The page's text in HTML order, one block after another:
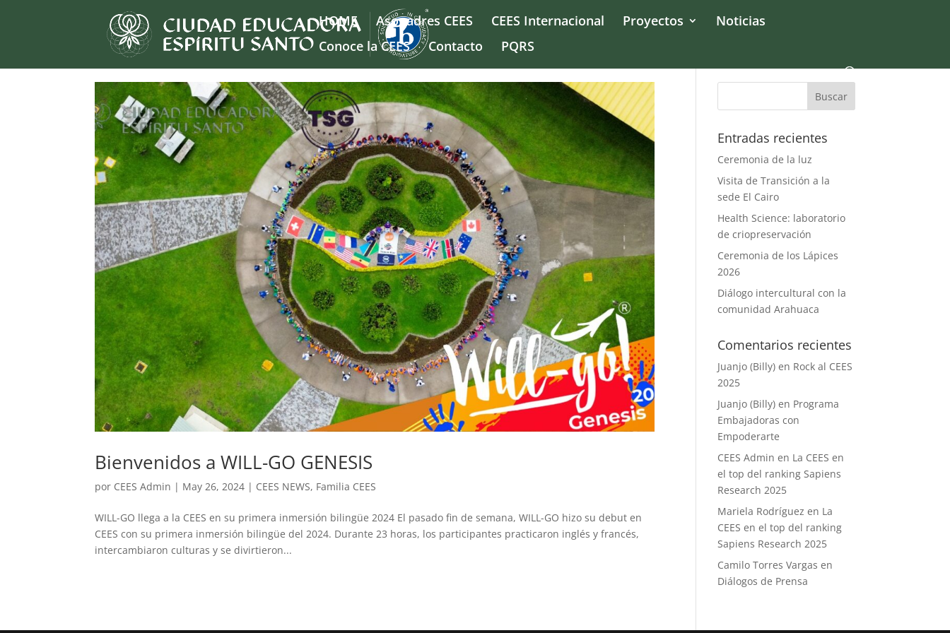
HOME Asopadres CEES CEES Internacional Proyectos
Noticias
Conoce la CEES
Contacto PQRS
Bienvenidos a WILL-GO GENESIS
por CEES Admin | May 26, 2024 | CEES NEWS, Familia CEES
WILL-GO llega a la CEES en su primera inmersión bilingüe 2024 El pasado fin de semana, WILL-GO hizo su debut en
CEES con su primera inmersión bilingüe del 2024. Durante 23 horas, los participantes practicaron inglés y francés,
intercambiaron culturas y se divirtieron...
Entradas recientes
Ceremonia de la luz
Visita de Transición a la
sede El Cairo
Health Science: laboratorio
de criopreservación
Ceremonia de los Lápices
2026
Diálogo intercultural con la
comunidad Arahuaca
Comentarios recientes
Juanjo (Billy) en Rock al CEES
2025
Juanjo (Billy) en Programa
Embajadoras con
Empoderarte
CEES Admin en La CEES en
el top del ranking Sapiens
Research 2025
Mariela Rodríguez en La
CEES en el top del ranking
Sapiens Research 2025
Camilo Torres Vargas en
Diálogos de Prensa